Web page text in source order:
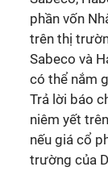
phần vốn
trên thị
Sabeco và
có thể nắm
Trả lời báo
niêm yết
nếu giá cổ
trường của